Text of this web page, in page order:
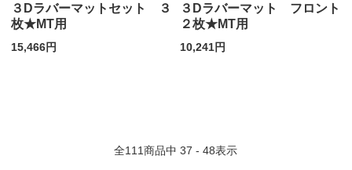
３Dラバーマットセット ３
枚★MT用
15,466円
３Dラバーマット フロント
２枚★MT用
10,241円
全111商品中37 - 48表示